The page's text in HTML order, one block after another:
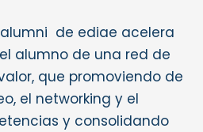
de ediae acelera
alumno de una red de
que promoviendo de
el networking y el
y consolidando